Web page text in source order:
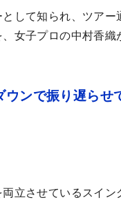
して知られ、ツア
女子プロの中村香
ウンで振り遅ら
立させているスイ